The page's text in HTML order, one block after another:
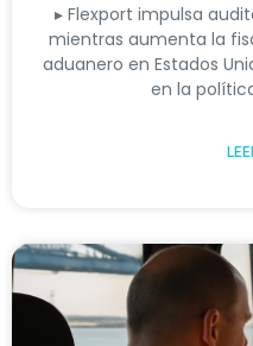
▸ Flexport impulsa
mientras aumenta la
aduanero en Estados
en la